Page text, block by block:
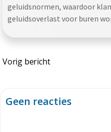
geluidsnormen, waardoor
geluidsoverlast voor buren
Bericht
Vorig bericht
Geen reacties